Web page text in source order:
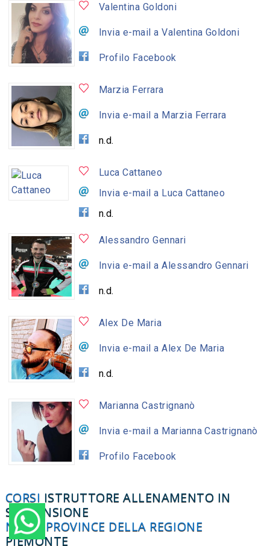
Valentina Goldoni
Invia e-mail a Valentina Goldoni
Profilo Facebook
Marzia Ferrara
Invia e-mail a Marzia Ferrara
n.d.
Luca Cattaneo
Invia e-mail a Luca Cattaneo
n.d.
Alessandro Gennari
Invia e-mail a Alessandro Gennari
n.d.
Alex De Maria
Invia e-mail a Alex De Maria
n.d.
Marianna Castrignanò
Invia e-mail a Marianna Castrignanò
Profilo Facebook
CORSI ISTRUTTORE ALLENAMENTO IN
SOSPENSIONE
NELLE PROVINCE DELLA REGIONE
PIEMONTE